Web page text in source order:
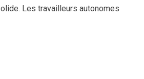
Les travailleurs autonomes